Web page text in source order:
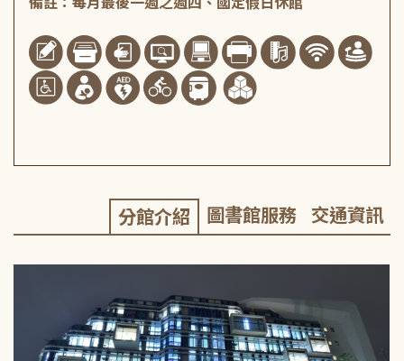
分館介紹 圖書館服務 交通資訊